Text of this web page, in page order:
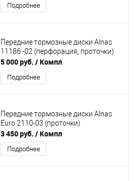
Подробнее
Передние тормозные диски Alnas
11186 -02 (перфорация, проточки)
5 000 руб. / Компл
Подробнее
Передние тормозные диски Alnas
Euro 2110-03 (проточки)
3 450 руб. / Компл
Подробнее